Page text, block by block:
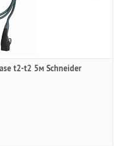
t2-t2 5м Schneider